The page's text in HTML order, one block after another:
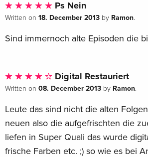
Remastered, 4 DVDs
Ps Nein
Written on 18. December 2013 by Ramon.
Sind immernoch alte Episoden die
Digital Restauriert
Written on 08. December 2013 by Ramon.
Leute das sind nicht die alten
neuen also die aufgefrischten die
liefen in Super Quali das wurde
frische Farben etc. ;) so wie es bei